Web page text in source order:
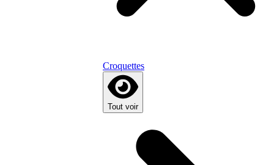
Croquettes
Tout voir